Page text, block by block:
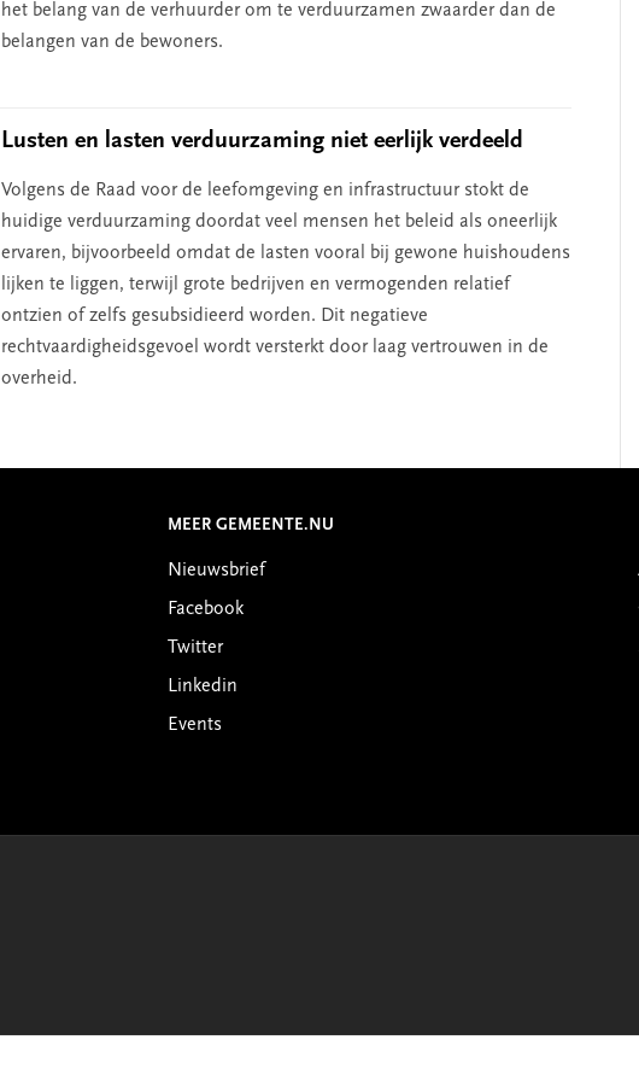
het belang van de verhuurder om te verduurzamen zwaarder dan de
belangen van de bewoners.
Lusten en lasten verduurzaming niet eerlijk verdeeld
Volgens de Raad voor de leefomgeving en infrastructuur stokt de
huidige verduurzaming doordat veel mensen het beleid als oneerlijk
ervaren, bijvoorbeeld omdat de lasten vooral bij gewone huishoudens
lijken te liggen, terwijl grote bedrijven en vermogenden relatief
ontzien of zelfs gesubsidieerd worden. Dit negatieve
rechtvaardigheidsgevoel wordt versterkt door laag vertrouwen in de
overheid.​
MEER GEMEENTE.NU
Nieuwsbrief
Facebook
Twitter
Linkedin
Events